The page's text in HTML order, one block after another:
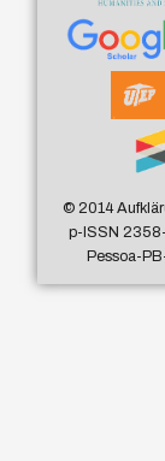
© 2014
p-ISSN
Pessoa-